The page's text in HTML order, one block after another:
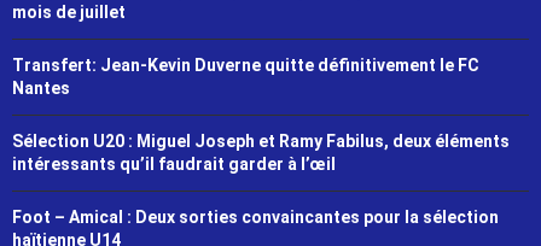
mois de juillet
Transfert: Jean-Kevin Duverne quitte définitivement le FC
Nantes
Sélection U20 : Miguel Joseph et Ramy Fabilus, deux éléments
intéressants qu’il faudrait garder à l’œil
Foot – Amical : Deux sorties convaincantes pour la sélection
haïtienne U14